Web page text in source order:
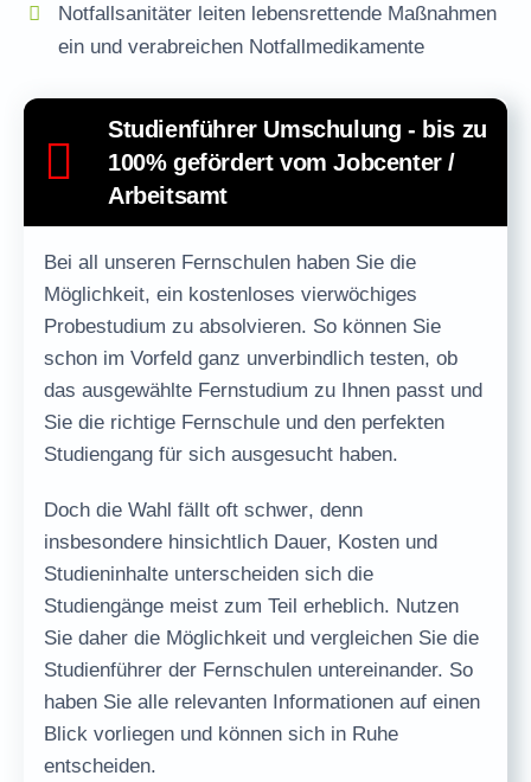
Notfallsanitäter leiten lebensrettende Maßnahmen
ein und verabreichen Notfallmedikamente
Studienführer Umschulung - bis zu
100% gefördert vom Jobcenter /
Arbeitsamt
Bei all unseren Fernschulen haben Sie die
Möglichkeit, ein kostenloses vierwöchiges
Probestudium zu absolvieren. So können Sie
schon im Vorfeld ganz unverbindlich testen, ob
das ausgewählte Fernstudium zu Ihnen passt und
Sie die richtige Fernschule und den perfekten
Studiengang für sich ausgesucht haben.
Doch dieWahl fällt oft schwer, denn
insbesondere hinsichtlich Dauer, Kosten und
Studieninhalte unterscheiden sich die
Studiengänge meist zum Teil erheblich. Nutzen
Sie daher die Möglichkeit und vergleichen Sie die
Studienführer der Fernschulen untereinander. So
haben Sie alle relevanten Informationen auf einen
Blick vorliegen und können sich in Ruhe
entscheiden.